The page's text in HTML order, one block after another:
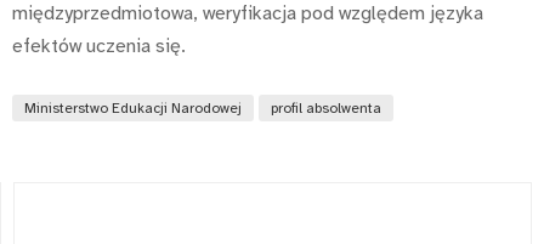
międzyprzedmiotowa, weryfikacja pod względem języka
efektów uczenia się.
Ministerstwo Edukacji Narodowej profil absolwenta